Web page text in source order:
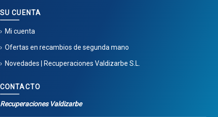
SU CUENTA
Mi cuenta
Ofertas en recambios de segunda mano
Novedades | Recuperaciones Valdizarbe S.L.
CONTACTO
Recuperaciones Valdizarbe